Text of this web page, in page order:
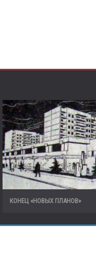
КОНЕЦ «НОВЫХ ПЛАНОВ»